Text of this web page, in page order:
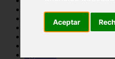
Aceptar
marketing